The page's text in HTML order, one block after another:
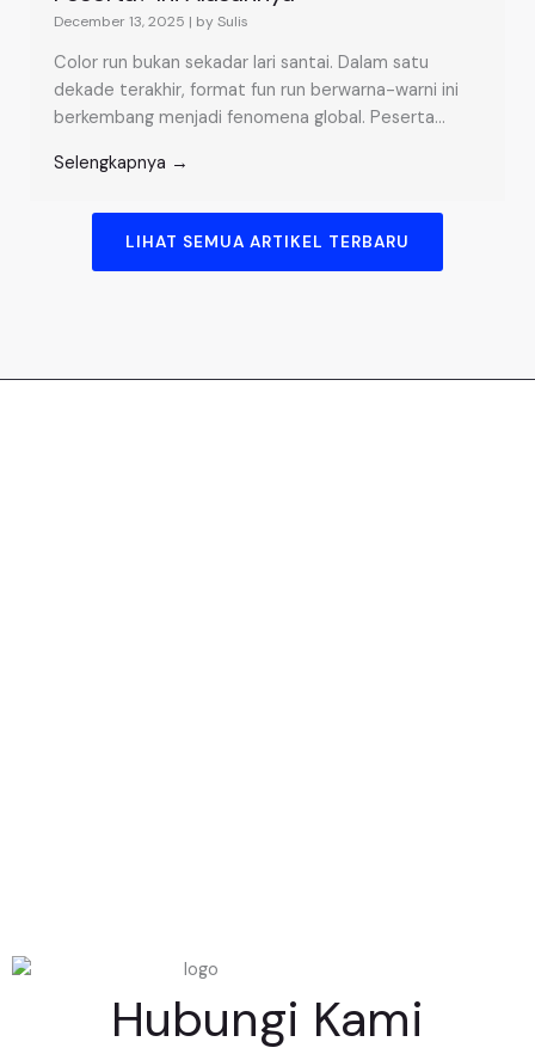
December 13, 2025 | by Sulis
Color run bukan sekadar lari santai. Dalam satu
dekade terakhir, format fun run berwarna-warni ini
berkembang menjadi fenomena global. Peserta...
Selengkapnya →
LIHAT SEMUA ARTIKEL TERBARU
Hubungi Kami